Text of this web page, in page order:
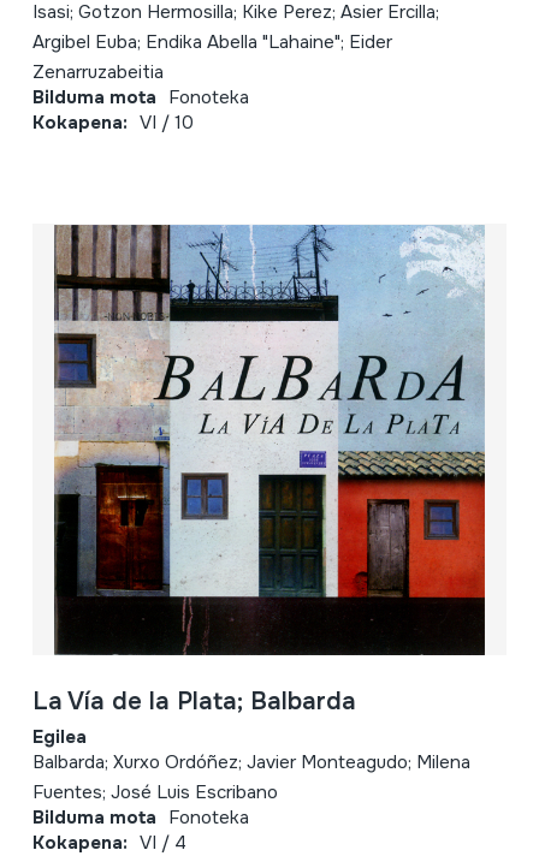
Isasi; Gotzon Hermosilla; Kike Perez; Asier Ercilla;
Argibel Euba; Endika Abella "Lahaine"; Eider
Zenarruzabeitia
Bilduma mota Fonoteka
Kokapena: VI / 10
La Vía de la Plata; Balbarda
Egilea
Balbarda; Xurxo Ordóñez; Javier Monteagudo; Milena
Fuentes; José Luis Escribano
Bilduma mota Fonoteka
Kokapena: VI / 4